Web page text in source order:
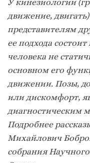
У кинезиологии
движение,
представителям
ее подхода
человека не
основном его
движении. Позы,
или дискомфорт,
диагностическим
Подробнее
Михайлович
собрания